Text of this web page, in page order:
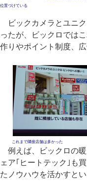
位置づけている
ビックカメラとユニ
ったが、ビックロでは
作りやポイント制度、
これまで隣接店舗は多かった
例えば、ビックロの暖
ェア｢ヒートテック｣も
たノウハウを活かすとい